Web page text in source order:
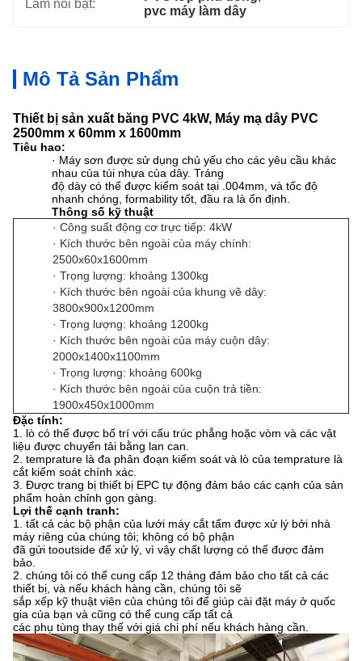
Làm nổi bật:
pvc máy làm dây
Mô Tả Sản Phẩm
Thiết bị sản xuất băng PVC 4kW, Máy mạ dây PVC
2500mm x 60mm x 1600mm
Tiêu hao:
· Máy sơn được sử dụng chủ yếu cho các yêu cầu khác
nhau của túi nhựa của dây. Tráng
độ dày có thể được kiểm soát tại .004mm, và tốc độ
nhanh chóng, formability tốt, đầu ra là ổn định.
Thông số kỹ thuật
· Công suất động cơ trực tiếp: 4kW
· Kích thước bên ngoài của máy chính:
2500x60x1600mm
· Trọng lượng: khoảng 1300kg
· Kích thước bên ngoài của khung vẽ dây:
3800x900x1200mm
· Trọng lượng: khoảng 1200kg
· Kích thước bên ngoài của máy cuộn dây:
2000x1400x1100mm
· Trọng lượng: khoảng 600kg
· Kích thước bên ngoài của cuộn trả tiền:
1900x450x1000mm
Đặc tính:
1. lò có thể được bố trí với cấu trúc phẳng hoặc vòm và các vật
liệu được chuyển tải bằng lan can.
2. temprature là đa phân đoạn kiểm soát và lò của temprature là
cắt kiểm soát chính xác.
3. Được trang bị thiết bị EPC tự động đảm bảo các cạnh của sản
phẩm hoàn chỉnh gọn gàng.
Lợi thế cạnh tranh:
1. tất cả các bộ phận của lưới máy cắt tấm được xử lý bởi nhà
máy riêng của chúng tôi; không có bộ phận
đã gửi tooutside để xử lý, vì vậy chất lượng có thể được đảm
bảo.
2. chúng tôi có thể cung cấp 12 tháng đảm bảo cho tất cả các
thiết bị, và nếu khách hàng cần, chúng tôi sẽ
sắp xếp kỹ thuật viên của chúng tôi để giúp cài đặt máy ở quốc
gia của bạn và cũng có thể cung cấp tất cả
các phụ tùng thay thế với giá chi phí nếu khách hàng cần.